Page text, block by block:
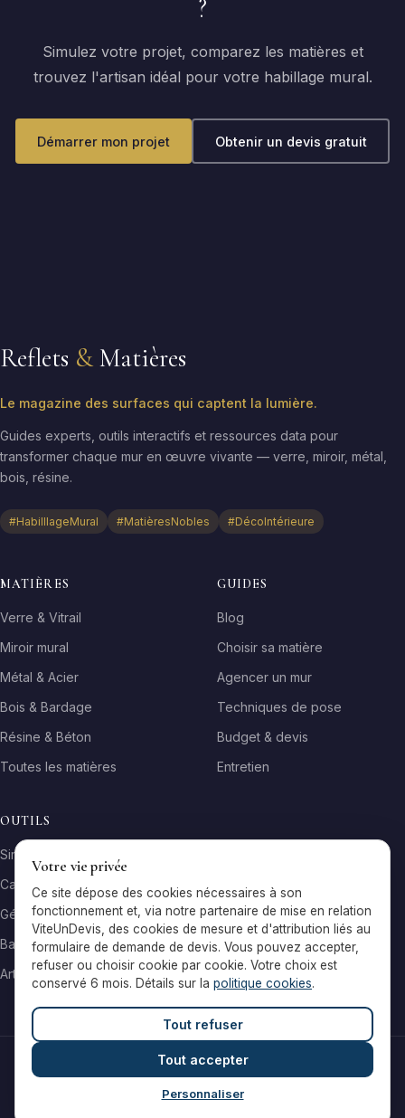
?
Simulez votre projet, comparez les matières et
trouvez l'artisan idéal pour votre habillage mural.
Démarrer mon projet Obtenir un devis gratuit
Reflets & Matières
Le magazine des surfaces qui captent la lumière.
Guides experts, outils interactifs et ressources data pour
transformer chaque mur en œuvre vivante — verre, miroir, métal,
bois, résine.
#HabilllageMural #MatièresNobles #DécoIntérieure
MATIÈRES
Verre & Vitrail
Miroir mural
Métal & Acier
Bois & Bardage
Résine & Béton
Toutes les matières
GUIDES
Blog
Choisir sa matière
Agencer un mur
Techniques de pose
Budget & devis
Entretien
OUTILS
Simulateur matière
Calculateur surface
Générateur galerie
Baromètre de prix
Artisans par ville
© 2026 Reflets & Matières — Tous droits réservés
Mentions légales
Cookies
Votre vie privée
Ce site dépose des cookies nécessaires à son
fonctionnement et, via notre partenaire de mise en relation
ViteUnDevis, des cookies de mesure et d'attribution liés au
formulaire de demande de devis. Vous pouvez accepter,
refuser ou choisir cookie par cookie. Votre choix est
conservé 6 mois. Détails sur la politique cookies.
Tout refuser
Tout accepter
Personnaliser